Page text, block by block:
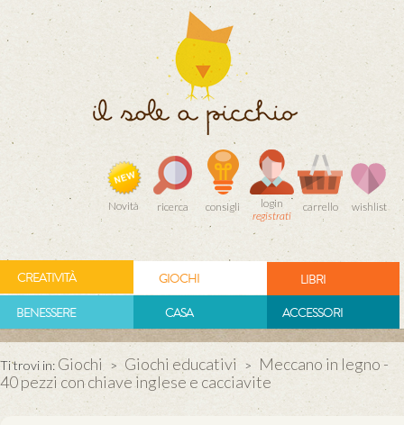
Novità ricerca consigli
login
registrati
carrello wishlist
CREATIVITÀ GIOCHI
LIBRI
BENESSERE
CASA ACCESSORI
Ti trovi in: Giochi > Giochi educativi >
Meccano in legno -
40 pezzi con chiave inglese e cacciavite